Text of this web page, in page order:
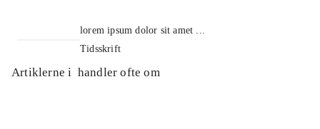
lorem ipsum dolor sit amet ...
Tidsskrift
Artiklerne i handler ofte om